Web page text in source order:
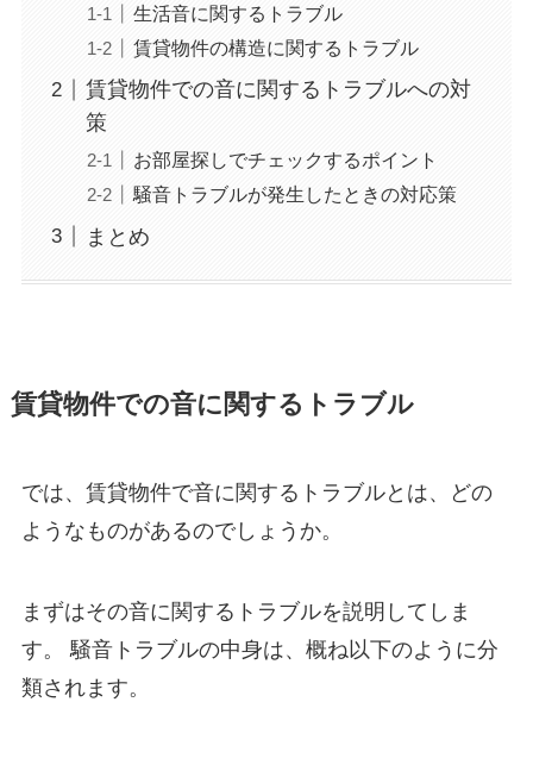
生活音に関するトラブル
賃貸物件の構造に関するトラブル
賃貸物件での音に関するトラブルへの対
策
お部屋探しでチェックするポイント
騒音トラブルが発生したときの対応策
まとめ
賃貸物件での音に関するトラブル
では、賃貸物件で音に関するトラブルとは、どの
ようなものがあるのでしょうか。
まずはその音に関するトラブルを説明してしま
す。 騒音トラブルの中身は、概ね以下のように分
類されます。